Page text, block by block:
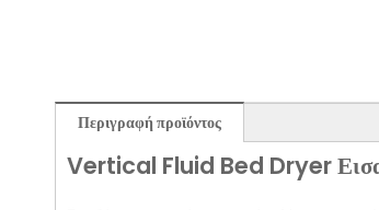
Περιγραφή προϊόντος
Vertical Fluid Bed Dryer